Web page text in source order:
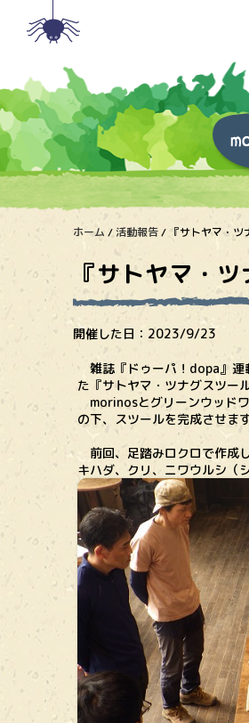
ホーム /活動報告/ 『サトヤマ・
『サトヤマ・
開催した日： 2023/9/23
雑誌『ドゥーパ！dopa』
た『サトヤマ・ツナグスツー
morinosとグリーンウッド
の下、スツールを完成させます
前回、足踏みロクロで作成
キハダ、クリ、ニワウルシ（